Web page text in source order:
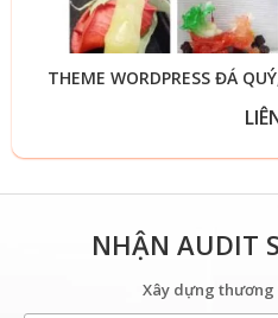
THEME WORDPRESS ĐÁ
NHẬN AUDIT
Xây dựng